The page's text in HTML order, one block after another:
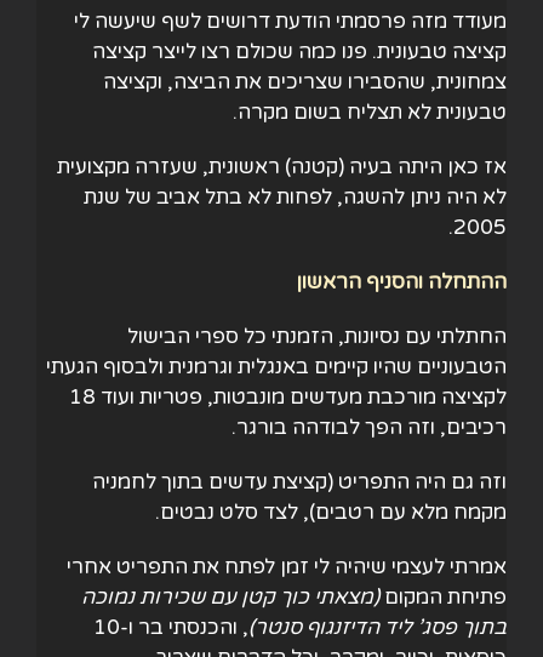
מעודד מזה פרסמתי הודעת דרושים לשף שיעשה לי
קציצה טבעונית. פנו כמה שכולם רצו לייצר קציצה
צמחונית, שהסבירו שצריכים את הביצה, וקציצה
טבעונית לא תצליח בשום מקרה.
אז כאן היתה בעיה (קטנה) ראשונית, שעזרה מקצועית
לא היה ניתן להשגה, לפחות לא בתל אביב של שנת
2005.
ההתחלה והסניף הראשון
החתלתי עם נסיונות, הזמנתי כל ספרי הבישול
הטבעוניים שהיו קיימים באנגלית וגרמנית ולבסוף הגעתי
לקציצה מורכבת מעדשים מונבטות, פטריות ועוד 18
רכיבים, וזה הפך לבודהה בורגר.
וזה גם היה התפריט (קציצת עדשים בתוך לחמניה
מקמח מלא עם רטבים), לצד סלט נבטים.
אמרתי לעצמי שיהיה לי זמן לפתח את התפריט אחרי
פתיחת המקום(מצאתי כוך קטן עם שכירות נמוכה
בתוך פסג’ ליד הדיזנגוף סנטר)
, והכנסתי בר ו-10